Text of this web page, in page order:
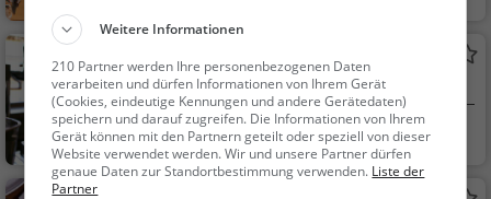
HandWerk
Bar in Schriesheim
Schriesheim
Bar, Bier, Wein, Sn
acks / Getränke
Weitere Informationen
210 Partner werden Ihre personenbezogenen Daten
verarbeiten und dürfen Informationen von Ihrem Gerät
(Cookies, eindeutige Kennungen und andere Gerätedaten)
speichern und darauf zugreifen. Die Informationen von Ihrem
Gerät können mit den Partnern geteilt oder speziell von dieser
Website verwendet werden. Wir und unsere Partner dürfen
genaue Daten zur Standortbestimmung verwenden. Liste der
Partner